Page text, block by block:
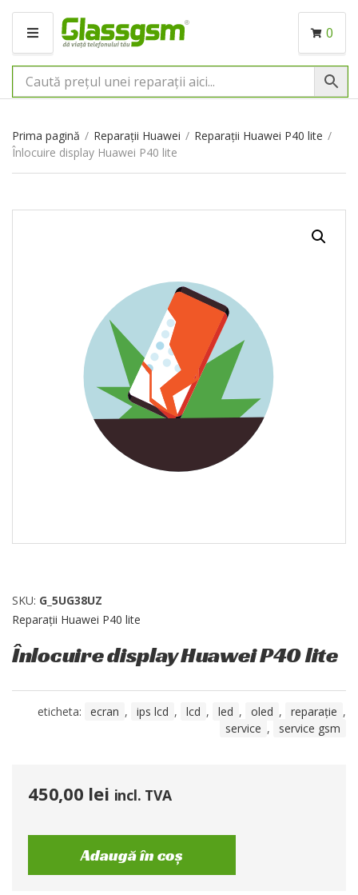
M
N
I
0
Prima pagină / Reparații Huawei / Reparații Huawei P40 lite /
Înlocuire display Huawei P40 lite
SKU: G_5UG38UZ
Reparații Huawei P40 lite
Înlocuire display Huawei P40 lite
eticheta: ecran , ips lcd , lcd , led , oled , reparație ,
service , service gsm
450,00 lei incl. TVA
Adaugă în coș